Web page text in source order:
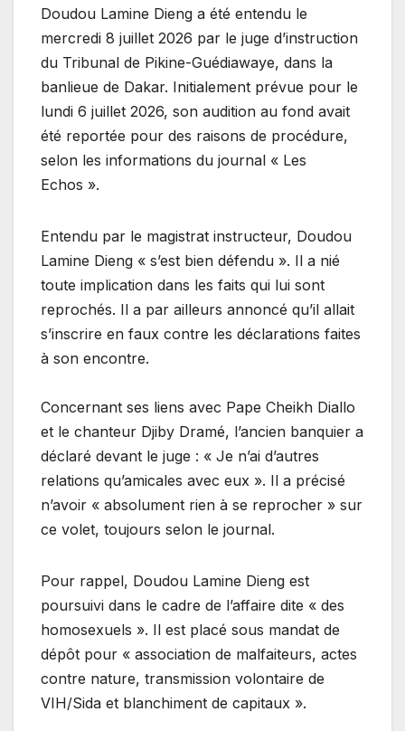
Doudou Lamine Dieng a été entendu le
mercredi 8 juillet 2026 par le juge d’instruction
du Tribunal de Pikine-Guédiawaye, dans la
banlieue de Dakar. Initialement prévue pour le
lundi 6 juillet 2026, son audition au fond avait
été reportée pour des raisons de procédure,
selon les informations du journal « Les
Echos ».
Entendu par le magistrat instructeur, Doudou
Lamine Dieng « s’est bien défendu ». Il a nié
toute implication dans les faits qui lui sont
reprochés. Il a par ailleurs annoncé qu’il allait
s’inscrire en faux contre les déclarations faites
à son encontre.
Concernant ses liens avec Pape Cheikh Diallo
et le chanteur Djiby Dramé, l’ancien banquier a
déclaré devant le juge : « Je n’ai d’autres
relations qu’amicales avec eux ». Il a précisé
n’avoir « absolument rien à se reprocher » sur
ce volet, toujours selon le journal.
Pour rappel, Doudou Lamine Dieng est
poursuivi dans le cadre de l’affaire dite « des
homosexuels ». Il est placé sous mandat de
dépôt pour « association de malfaiteurs, actes
contre nature, transmission volontaire de
VIH/Sida et blanchiment de capitaux ».